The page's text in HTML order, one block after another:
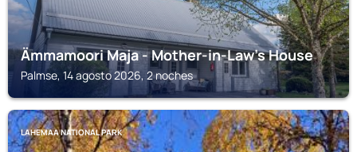
Ämmamoori Maja - Mother-in-Law's House
Palmse, 14 agosto 2026, 2 noches
LAHEMAA NATIONAL PARK